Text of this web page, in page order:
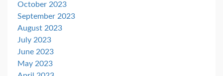
October 2023
September 2023
August 2023
July 2023
June 2023
May 2023